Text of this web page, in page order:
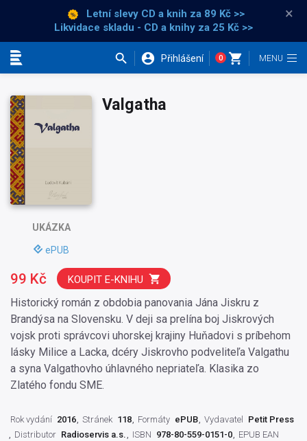
Letní slevy CD a knih za 89 Kč >>
Likvidace skladu - CD a knihy za 25 Kč >>
×
Přihlášení 0
UKÁZKA
ePUB
Valgatha
Historický román z obdobia panovania Jána Jiskru z
Brandýsa na Slovensku. V deji sa prelína boj Jiskrových
vojsk proti správcovi uhorskej krajiny Huňadovi s príbehom
lásky Milice a Lacka, dcéry Jiskrovho podveliteľa Valgathu
a syna Valgathovho úhlavného nepriateľa. Klasika zo
Zlatého fondu SME.
99 Kč KOUPIT E-KNIHU
Rok vydání 2016 Stránek 118 Formáty ePUB Vydavatel
Petit Press
Distributor Radioservis a.s. ISBN 978-80-559-0151-0
EPUB EAN